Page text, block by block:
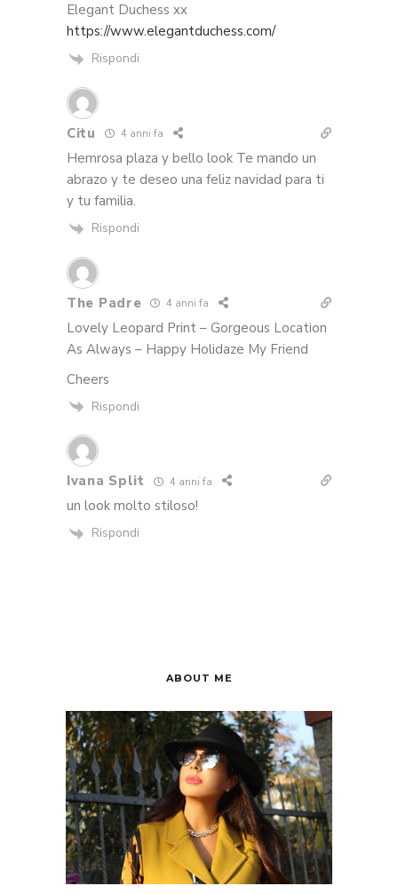
Elegant Duchess xx
https://www.elegantduchess.com/
Rispondi
Citu 4 anni fa
Hemrosa plaza y bello look Te mando un
abrazo y te deseo una feliz navidad para ti
y tu familia.
Rispondi
The Padre 4 anni fa
Lovely Leopard Print – Gorgeous Location
As Always – Happy Holidaze My Friend
Cheers
Rispondi
Ivana Split 4 anni fa
un look molto stiloso!
Rispondi
ABOUT ME